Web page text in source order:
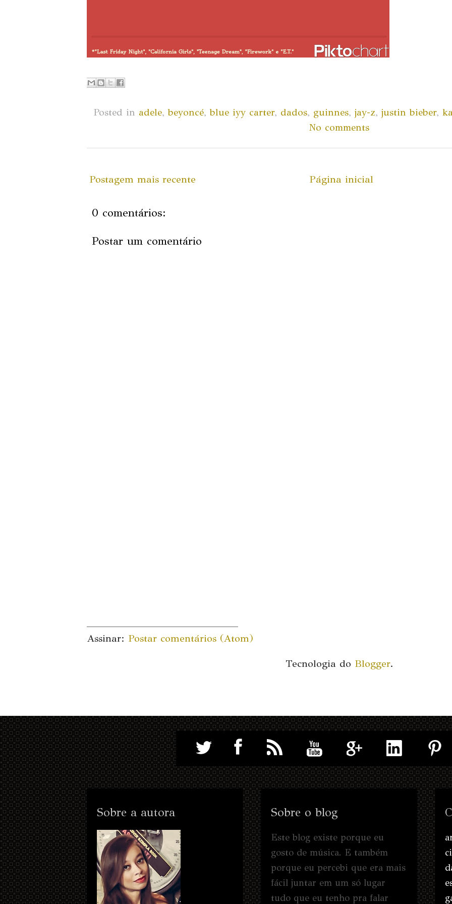
Posted in adele,beyoncé,blue iyy carter, dados, guinnes,jay-z,justin bieber,
No comments
Postagem mais recente Página inicial
0 comentários:
Postar um comentário
Assinar: Postar comentários (Atom)
Tecnologia do Blogger.
Sobre a autora Sobre o blog
Este blog existe porque eu
gosto de música. E também
porque eu percebi que era mais
fácil juntar em um só lugar
tudo que eu tenho pra falar